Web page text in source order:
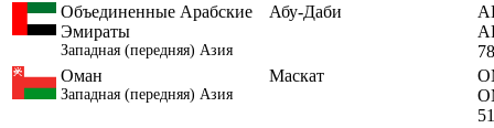
Объединенные Арабские
Эмираты
Западная (передняя) Азия
Абу-Даби
Оман
Западная (передняя) Азия
Маскат